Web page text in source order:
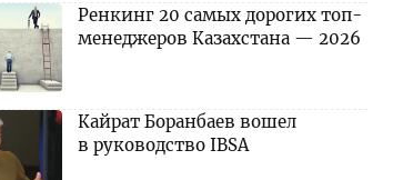
Ренкинг 20 самых дорогих топ-
менеджеров Казахстана — 2026
Кайрат Боранбаев вошел
в руководство IBSA